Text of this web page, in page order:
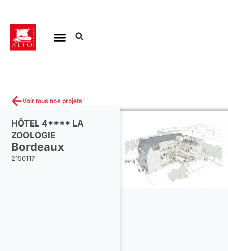
contenu
Voir tous nos projets
HÔTEL 4**** LA
ZOOLOGIE
Bordeaux
2150117